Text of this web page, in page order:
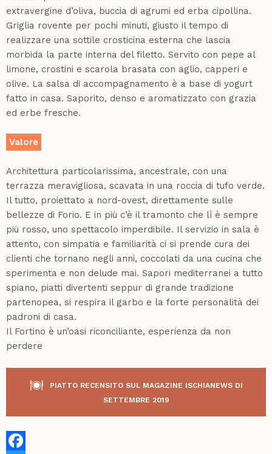
extravergine d’oliva, buccia di agrumi ed erba cipollina.
Griglia rovente per pochi minuti, giusto il tempo di
realizzare una sottile crosticina esterna che lascia
morbida la parte interna del filetto. Servito con pepe al
limone, crostini e scarola brasata con aglio, capperi e
olive. La salsa di accompagnamento è a base di yogurt
fatto in casa. Saporito, denso e aromatizzato con grazia
ed erbe fresche.
Valore
Architettura particolarissima, ancestrale, con una
terrazza meravigliosa, scavata in una roccia di tufo verde.
Il tutto, proiettato a nord-ovest, direttamente sulle
bellezze di Forio. E in più c’è il tramonto che lì è sempre
più rosso, uno spettacolo imperdibile. Il servizio in sala è
attento, con simpatia e familiarità ci si prende cura dei
clienti che tornano negli anni, coccolati da una cucina che
sperimenta e non delude mai. Sapori mediterranei a tutto
spiano, piatti divertenti seppur di grande tradizione
partenopea, si respira il garbo e la forte personalità dei
padroni di casa.
Il Fortino è un’oasi riconciliante, esperienza da non
perdere
PIATTO RECENSITO SUL MAGAZINE ISCHIANEWS DI
SETTEMBRE 2019